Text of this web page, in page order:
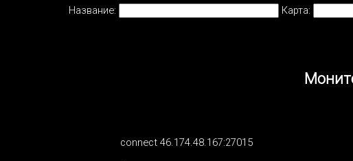
Название: Карта:
connect 46.174.48.167:27015